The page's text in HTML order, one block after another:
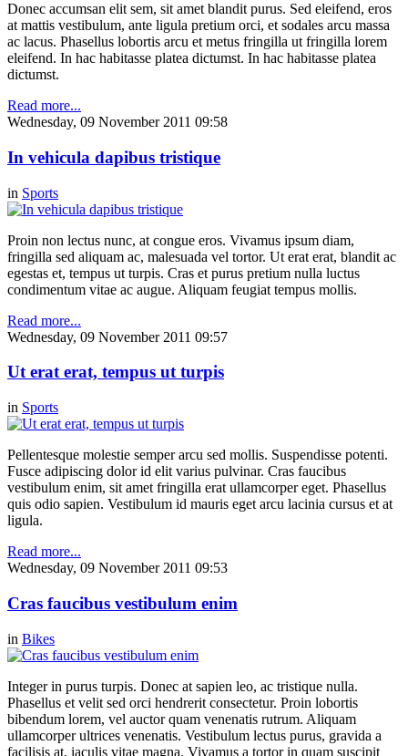
Donec accumsan elit sem, sit amet blandit purus. Sed eleifend, eros
at mattis vestibulum, ante ligula pretium orci, et sodales arcu massa
ac lacus. Phasellus lobortis arcu et metus fringilla ut fringilla lorem
eleifend. In hac habitasse platea dictumst. In hac habitasse platea
dictumst.
Read more...
Wednesday, 09 November 2011 09:58
In vehicula dapibus tristique
in Sports
Proin non lectus nunc, at congue eros. Vivamus ipsum diam,
fringilla sed aliquam ac, malesuada vel tortor. Ut erat erat, blandit ac
egestas et, tempus ut turpis. Cras et purus pretium nulla luctus
condimentum vitae ac augue. Aliquam feugiat tempus mollis.
Read more...
Wednesday, 09 November 2011 09:57
Ut erat erat, tempus ut turpis
in Sports
Pellentesque molestie semper arcu sed mollis. Suspendisse potenti.
Fusce adipiscing dolor id elit varius pulvinar. Cras faucibus
vestibulum enim, sit amet fringilla erat ullamcorper eget. Phasellus
quis odio sapien. Vestibulum id mauris eget arcu lacinia cursus et at
ligula.
Read more...
Wednesday, 09 November 2011 09:53
Cras faucibus vestibulum enim
in Bikes
Integer in purus turpis. Donec at sapien leo, ac tristique nulla.
Phasellus et velit sed orci hendrerit consectetur. Proin lobortis
bibendum lorem, vel auctor quam venenatis rutrum. Aliquam
ullamcorper ultrices venenatis. Vestibulum lectus purus, gravida a
facilisis at, iaculis vitae magna. Vivamus a tortor in quam suscipit